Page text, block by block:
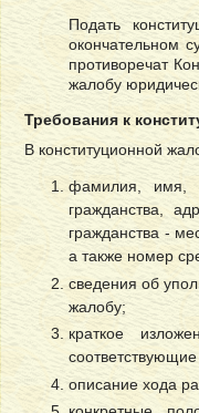
Подать
окончательном
противоречат
жалобу
Требования к
В конституционной
фамилия, имя,
гражданства,
гражданства -
а также номер
сведения об
жалобу;
краткое
описание хода